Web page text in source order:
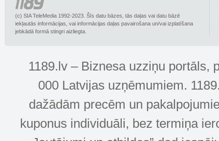
(c) SIA TeleMedia 1992-2023. Šīs datu bāzes, tās daļas vai datu bāzē
iekļautās informācijas, vai informācijas daļas pavairošana un/vai izplatīšana
jebkādā formā stingri aizliegta.
1189.lv – Biznesa uzziņu portāls,
000 Latvijas uzņēmumiem.
dažādām precēm un
kuponus individuāli, bez termiņa